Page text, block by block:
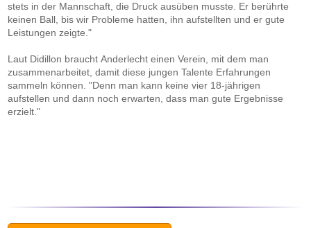
stets in der Mannschaft, die Druck ausüben musste. Er berührte
keinen Ball, bis wir Probleme hatten, ihn aufstellten und er gute
Leistungen zeigte."
Laut Didillon braucht Anderlecht einen Verein, mit dem man
zusammenarbeitet, damit diese jungen Talente Erfahrungen
sammeln können. "Denn man kann keine vier 18-jährigen
aufstellen und dann noch erwarten, dass man gute Ergebnisse
erzielt."